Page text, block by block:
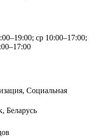
ср 10:00–17:00;
Социальная
Беларусь